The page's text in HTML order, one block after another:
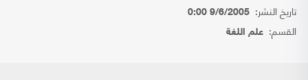
تاريخ النشر: 9/6/2005 0:00
القسم: علم اللغة